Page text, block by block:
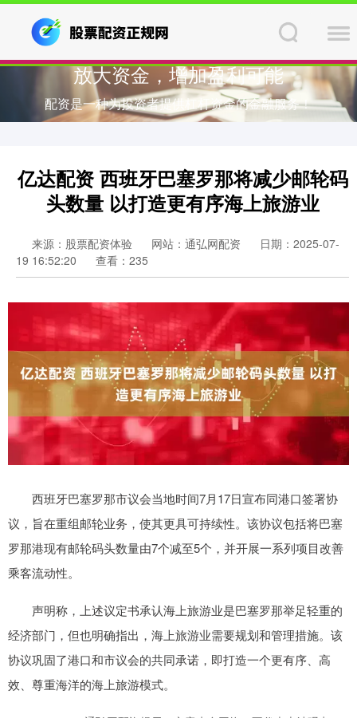
放大资金，增加盈利可能
配资是一种为投资者提供杠杆资金的金融服务！
亿达配资 西班牙巴塞罗那将减少邮轮码
头数量 以打造更有序海上旅游业
来源：股票配资体验 网站：通弘网配资
日期：2025-07-
19 16:52:20
查看：235
西班牙巴塞罗那市议会当地时间7月17日宣布同港口签署协
议，旨在重组邮轮业务，使其更具可持续性。该协议包括将巴塞
罗那港现有邮轮码头数量由7个减至5个，并开展一系列项目改善
乘客流动性。
声明称，上述议定书承认海上旅游业是巴塞罗那举足轻重的
经济部门，但也明确指出，海上旅游业需要规划和管理措施。该
协议巩固了港口和市议会的共同承诺，即打造一个更有序、高
效、尊重海洋的海上旅游模式。